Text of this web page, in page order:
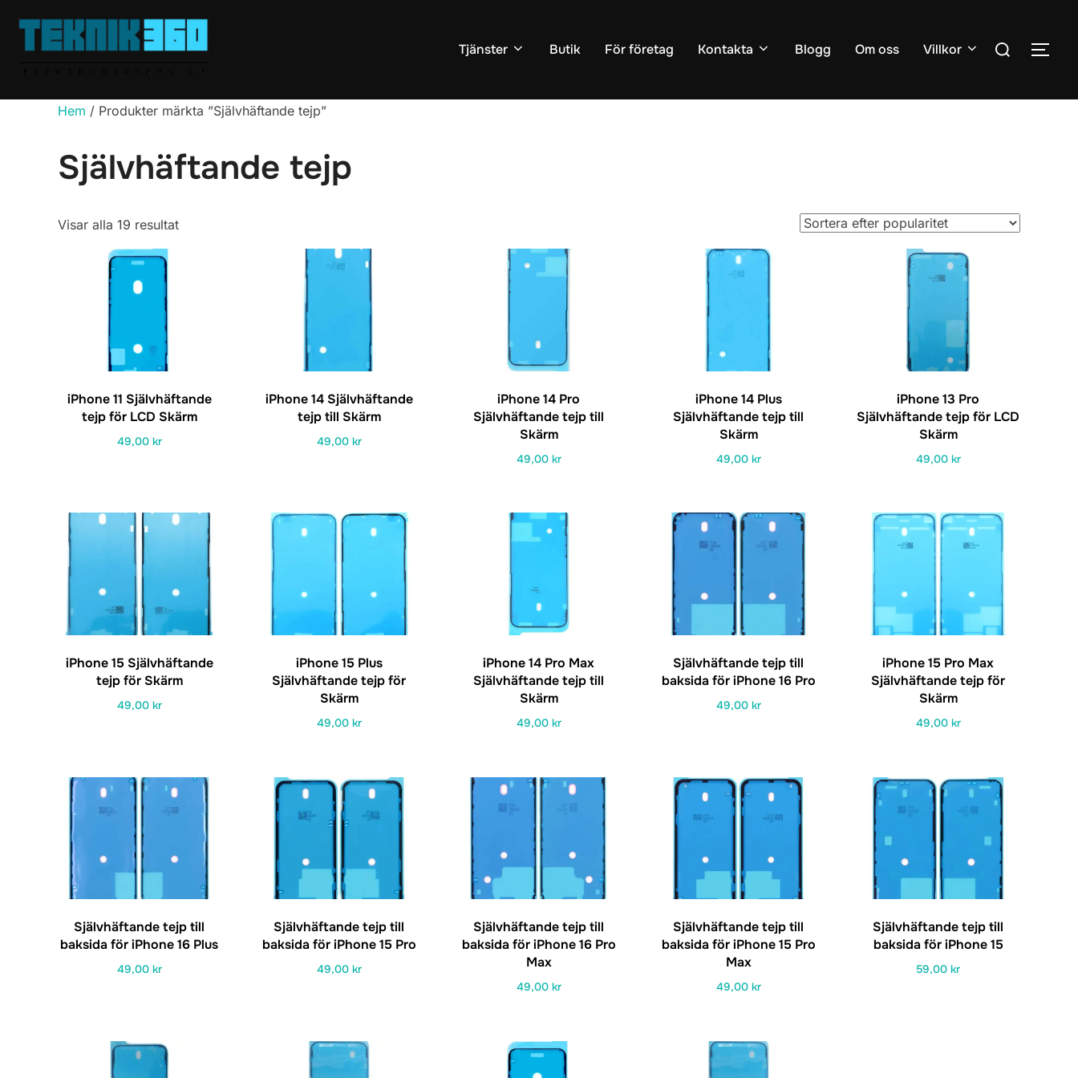
innehåll
Tjänster Butik För företag Kontakta Blogg Om oss Villkor
Sök
efter:
SLÅ
Hem / Produkter märkta ”Självhäftande tejp”
Självhäftande tejp
Visar alla 19 resultatSortera
iPhone 11 Självhäftande
tejp för LCD Skärm
49,00 kr
iPhone 14 Självhäftande
tejp till Skärm
49,00 kr
iPhone 14 Pro
Självhäftande tejp till
Skärm
49,00 kr
iPhone 14 Plus
Självhäftande tejp till
Skärm
49,00 kr
iPhone 13 Pro
Självhäftande tejp för LCD
Skärm
49,00 kr
iPhone 15 Självhäftande
tejp för Skärm
49,00 kr
iPhone 15 Plus
Självhäftande tejp för
Skärm
49,00 kr
iPhone 14 Pro Max
Självhäftande tejp till
Skärm
49,00 kr
Självhäftande tejp till
baksida för iPhone 16 Pro
49,00 kr
iPhone 15 Pro Max
Självhäftande tejp för
Skärm
49,00 kr
Självhäftande tejp till
baksida för iPhone 16 Plus
49,00 kr
Självhäftande tejp till
baksida för iPhone 15 Pro
49,00 kr
Självhäftande tejp till
baksida för iPhone 16 Pro
Max
49,00 kr
Självhäftande tejp till
baksida för iPhone 15 Pro
Max
49,00 kr
Självhäftande tejp till
baksida för iPhone 15
59,00kr